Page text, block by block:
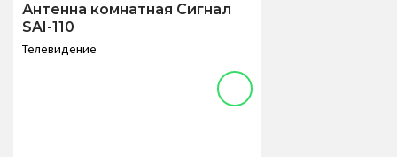
Антенна комнатная Сигнал
SAI-110
Телевидение